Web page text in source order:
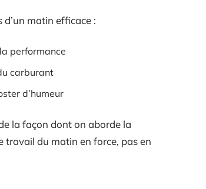
matin efficace :
performance
carburant
d’humeur
la façon dont on aborde la
travail du matin en force, pas en